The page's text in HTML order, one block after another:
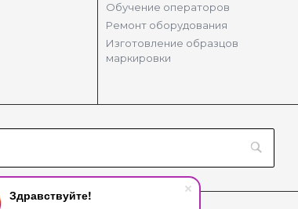
Здравствуйте!
Обучение операторов
Ремонт оборудования
Изготовление образцов
маркировки